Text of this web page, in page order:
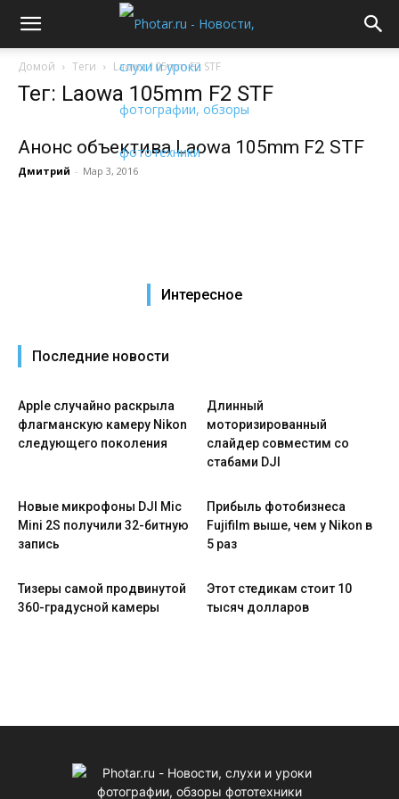
Домой Теги Laowa 105mm F2 STF
Тег: Laowa 105mm F2 STF
Анонс объектива Laowa 105mm F2 STF
Дмитрий - Мар 3, 2016
Интересное
Последние новости
Apple случайно раскрыла
флагманскую камеру Nikon
следующего поколения
Длинный
моторизированный
слайдер совместим со
стабами DJI
Новые микрофоны DJI Mic
Mini 2S получили 32-битную
запись
Прибыль фотобизнеса
Fujifilm выше, чем у Nikon в
5 раз
Тизеры самой продвинутой
360-градусной камеры
Этот стедикам стоит 10
тысяч долларов